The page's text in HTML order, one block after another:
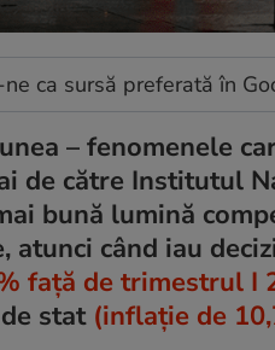
ca sursă preferată în
– fenomenele
de către Institutul
bună lumină
atunci când iau
față de trimestrul I
stat (inflație de